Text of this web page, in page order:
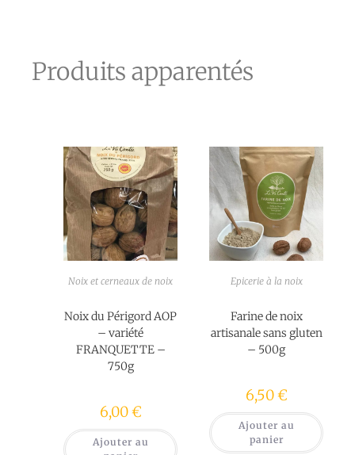
Produits apparentés
Noix et cerneaux de noix
Noix du Périgord AOP
– variété
FRANQUETTE –
750g
6,00€
Ajouter au
Epicerie à la noix
Farine de noix
artisanale sans gluten
– 500g
6,50€
Ajouter au
panier